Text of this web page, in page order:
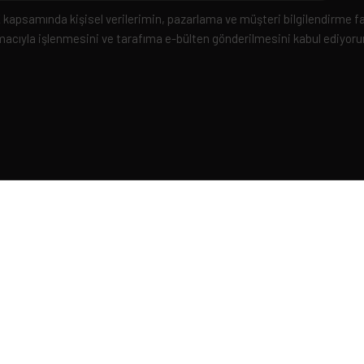
kapsamında kişisel verilerimin, pazarlama ve müşteri bilgilendirme
işlenmesini ve tarafıma e-bülten gönderilmesini kabul